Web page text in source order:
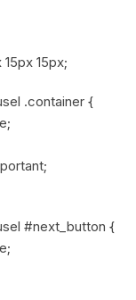
15px;
.container {
#next_button {